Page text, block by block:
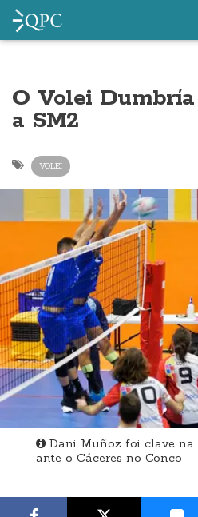
O Volei
a SM2
VOLEI
Dani Muñoz foi clave
ante o Cáceres no Conco